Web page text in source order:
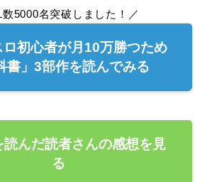
数5000名突破しました！／
ロ初心者が月10万勝つため
書」3部作を読んでみる
読んだ読者さんの感想を見
る